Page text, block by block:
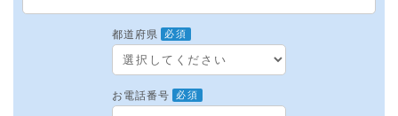
都道府県 必須
お電話番号 必須